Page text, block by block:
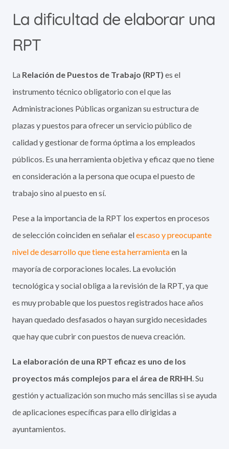
La dificultad de elaborar una
RPT
La Relación de Puestos de Trabajo (RPT) es el
instrumento técnico obligatorio con el que las
Administraciones Públicas organizan su estructura de
plazas y puestos para ofrecer un servicio público de
calidad y gestionar de forma óptima a los empleados
públicos. Es una herramienta objetiva y eficaz que no tiene
en consideración a la persona que ocupa el puesto de
trabajo sino al puesto en sí.
Pese a la importancia de la RPT los expertos en procesos
de selección coinciden en señalar elescaso y preocupante
nivel de desarrollo que tiene esta herramientaen la
mayoría de corporaciones locales. La evolución
tecnológica y social obliga a la revisión de la RPT, ya que
es muy probable que los puestos registrados hace años
hayan quedado desfasados o hayan surgido necesidades
que hay que cubrir con puestos de nueva creación.
La elaboración de una RPT eficaz es uno de los
proyectos más complejos para el área de RRHH. Su
gestión y actualización son mucho más sencillas si se ayuda
de aplicaciones específicas para ello dirigidas a
ayuntamientos.